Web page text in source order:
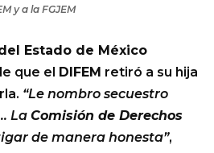
y a la FGJEM
Estado de México
que el DIFEM retiró a su hija
“Le nombro secuestro
La Comisión de Derechos
de manera honesta”,